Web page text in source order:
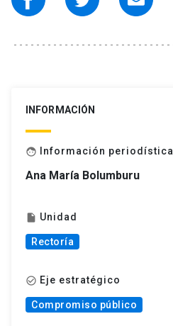
INFORMACIÓN
face Información periodística
Ana María Bolumburu
insert_drive_file Unidad
Rectoría
check_circle_outline Eje estratégico
Compromiso público